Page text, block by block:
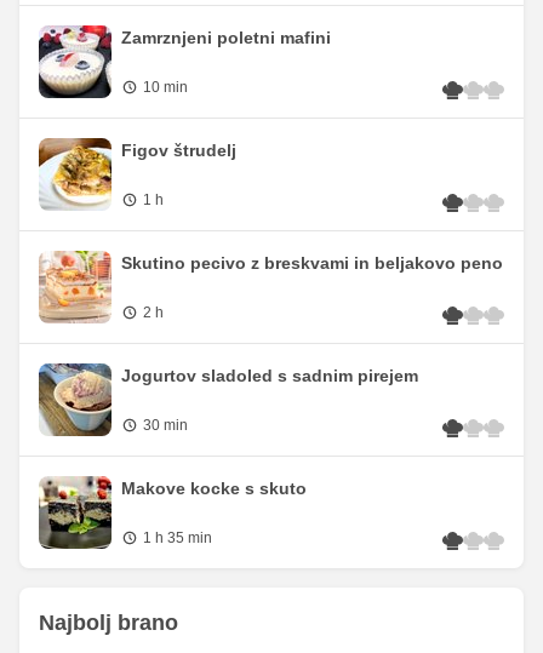
Zamrznjeni poletni mafini
10 min
Figov štrudelj
1 h
Skutino pecivo z breskvami in beljakovo peno
2 h
Jogurtov sladoled s sadnim pirejem
30 min
Makove kocke s skuto
1 h 35 min
Najbolj brano